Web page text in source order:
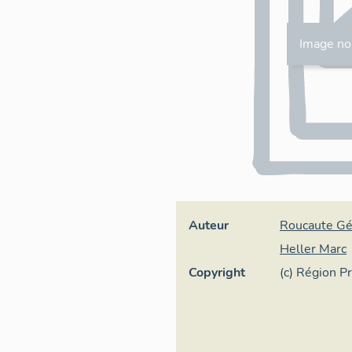
Image
Auteur
Roucaute
Heller Marc
Copyright
(c) Région